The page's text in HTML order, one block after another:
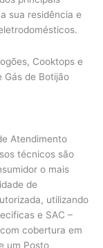
sua residência e
Cooktops e
Gás de Botijão
Atendimento
técnicos são
o mais
de
utilizando
e SAC –
cobertura em
um Posto